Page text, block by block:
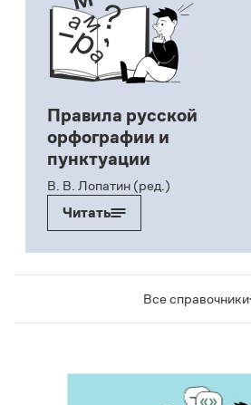
Правила русской
орфографии и
пунктуации
В. В. Лопатин (ред.)
Читать
Все справочники